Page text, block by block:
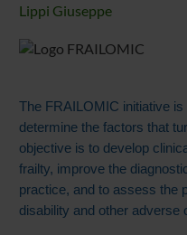
Lippi Giuseppe
The FRAILOMIC initiative
determine the factors that
objective is to develop
frailty, improve the
practice, and to assess the
disability and other adverse